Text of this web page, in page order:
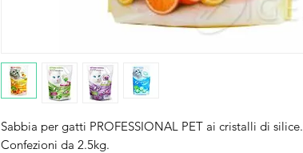
Sabbia per gatti PROFESSIONAL PET ai cristalli di silice.
Confezioni da 2.5kg.